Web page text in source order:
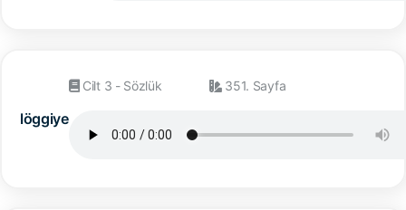
löggiye
Cilt 3 - Sözlük 351. Sayfa